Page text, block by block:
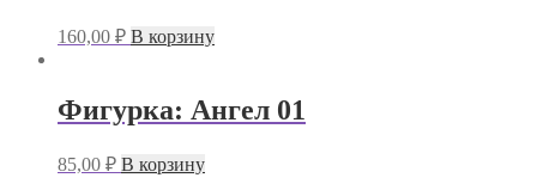
160,00 ₽ В корзину
Фигурка: Ангел 01
85,00 ₽ В корзину